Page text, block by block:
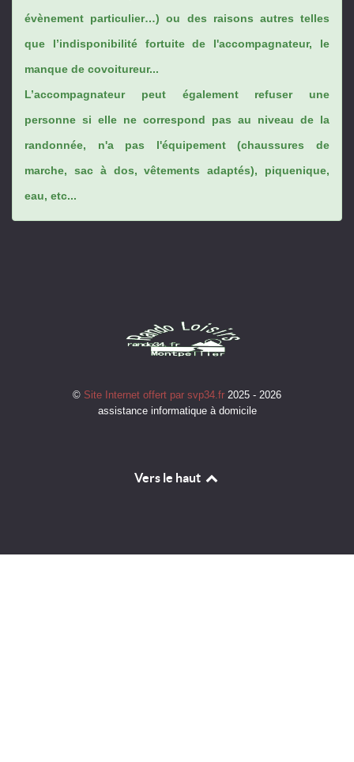
évènement particulier…) ou des raisons autres telles
que l’indisponibilité fortuite de l'accompagnateur, le
manque de covoitureur...
L’accompagnateur peut également refuser une
personne si elle ne correspond pas au niveau de la
randonnée, n'a pas l'équipement (chaussures de
marche, sac à dos, vêtements adaptés), piquenique,
eau, etc...
© Site Internet offert par svp34.fr 2025 - 2026
assistance informatique à domicile
Vers le haut